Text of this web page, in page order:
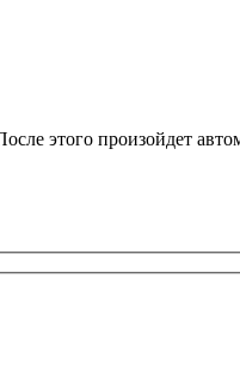
этого произойдет